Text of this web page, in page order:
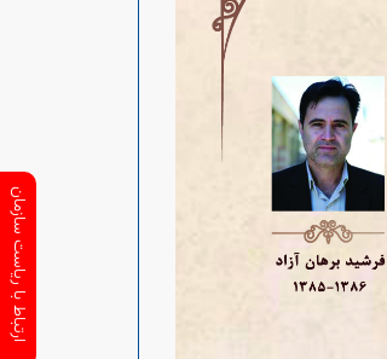
ارتباط با ریاست سازمان